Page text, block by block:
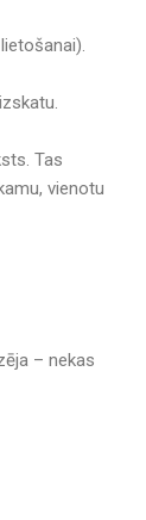
Tas
vienotu
– nekas